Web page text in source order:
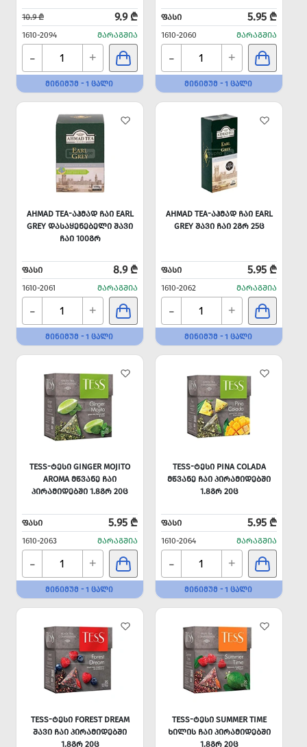
10.9 ₾ 9.9 ₾
1610-2094 ᲛᲐᲠᲐᲒᲨᲘᲐ
- +
ᲛᲘᲜᲘᲛᲣᲛ - 1 ᲪᲐᲚᲘ
ᲤᲐᲡᲘ 5.95 ₾
1610-2060 ᲛᲐᲠᲐᲒᲨᲘᲐ
- +
ᲛᲘᲜᲘᲛᲣᲛ - 1 ᲪᲐᲚᲘ
AHMAD TEA-ᲐᲰᲛᲐᲓ ᲩᲐᲘ EARL
GREY ᲓᲐᲡᲐᲧᲔᲜᲔᲑᲔᲚᲘ ᲨᲐᲕᲘ
ᲩᲐᲘ 100ᲒᲠ
ᲤᲐᲡᲘ 8.9 ₾
1610-2061 ᲛᲐᲠᲐᲒᲨᲘᲐ
- +
ᲛᲘᲜᲘᲛᲣᲛ - 1 ᲪᲐᲚᲘ
AHMAD TEA-ᲐᲰᲛᲐᲓ ᲩᲐᲘ EARL
GREY ᲨᲐᲕᲘ ᲩᲐᲘ 2ᲒᲠ 25Ც
ᲤᲐᲡᲘ 5.95 ₾
1610-2062 ᲛᲐᲠᲐᲒᲨᲘᲐ
- +
ᲛᲘᲜᲘᲛᲣᲛ - 1 ᲪᲐᲚᲘ
TESS-ᲢᲔᲡᲘ GINGER MOJITO
AROMA ᲛᲬᲕᲐᲜᲔ ᲩᲐᲘ
ᲞᲘᲠᲐᲛᲘᲓᲔᲑᲨᲘ 1.8ᲒᲠ 20Ც
ᲤᲐᲡᲘ 5.95 ₾
1610-2063 ᲛᲐᲠᲐᲒᲨᲘᲐ
- +
ᲛᲘᲜᲘᲛᲣᲛ - 1 ᲪᲐᲚᲘ
TESS-ᲢᲔᲡᲘ PINA COLADA
ᲛᲬᲕᲐᲜᲔ ᲩᲐᲘ ᲞᲘᲠᲐᲛᲘᲓᲔᲑᲨᲘ
1.8ᲒᲠ 20Ც
ᲤᲐᲡᲘ 5.95 ₾
1610-2064 ᲛᲐᲠᲐᲒᲨᲘᲐ
- +
ᲛᲘᲜᲘᲛᲣᲛ - 1 ᲪᲐᲚᲘ
TESS-ᲢᲔᲡᲘ FOREST DREAM
ᲨᲐᲕᲘ ᲩᲐᲘ ᲞᲘᲠᲐᲛᲘᲓᲔᲑᲨᲘ
1.8ᲒᲠ 20Ც
TESS-ᲢᲔᲡᲘ SUMMER TIME
ᲮᲘᲚᲘᲡ ᲩᲐᲘ ᲞᲘᲠᲐᲛᲘᲓᲔᲑᲨᲘ
1.8ᲒᲠ 20Ც